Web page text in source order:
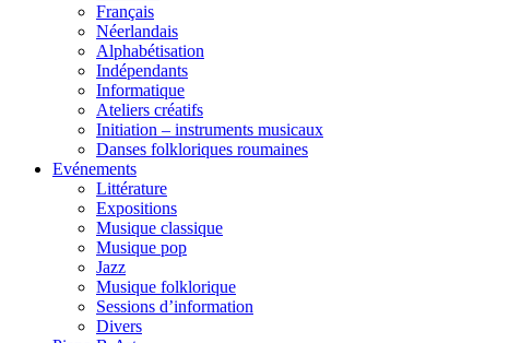
Français
Néerlandais
Alphabétisation
Indépendants
Informatique
Ateliers créatifs
Initiation – instruments musicaux
Danses folkloriques roumaines
Evénements
Littérature
Expositions
Musique classique
Musique pop
Jazz
Musique folklorique
Sessions d’information
Divers